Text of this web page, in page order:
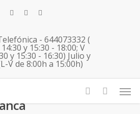
twitterfacebookinstagram
- 644073332 (
y 15:30 - 18:00; V
y 15:30 - 16:30) Julio y
V de 8:00h a 15:00h)
account
English Immersion
Ávila – Gymkana